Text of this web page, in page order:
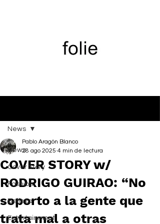
News
Cover Story
Fashion
Belleza
Entertainment
News
COVER STORY w/
RODRIGO GUIRAO: “No
soporto a la gente que
trata mal a otras
Pablo Aragón Blanco
28 ago 2025 4 min de lectura